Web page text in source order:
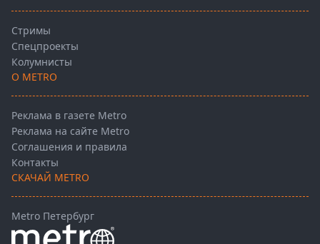
Стримы
Спецпроекты
Колумнисты
О METRO
Реклама в газете Metro
Реклама на сайте Metro
Соглашения и правила
Контакты
СКАЧАЙ METRO
Metro Петербург